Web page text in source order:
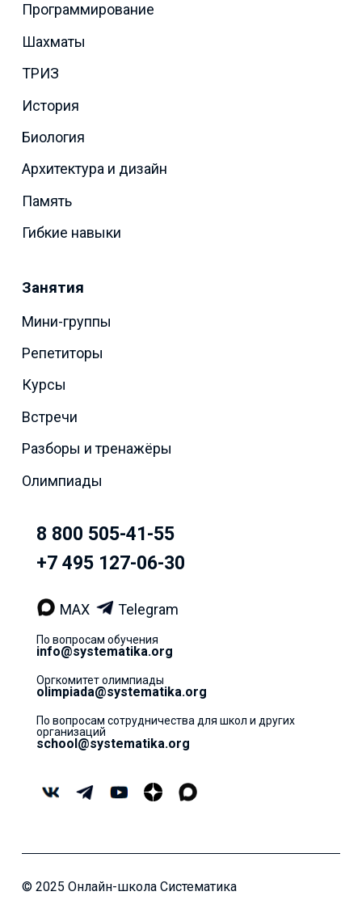
Программирование
Шахматы
ТРИЗ
История
Биология
Архитектура и дизайн
Память
Гибкие навыки
Занятия
Мини-группы
Репетиторы
Курсы
Встречи
Разборы и тренажёры
Олимпиады
8 800 505-41-55
+7 495 127-06-30
MAX Telegram
По вопросам обучения
info@systematika.org
Оргкомитет олимпиады
olimpiada@systematika.org
По вопросам сотрудничества для школ и других
организаций
school@systematika.org
© 2025 Онлайн-школа Систематика